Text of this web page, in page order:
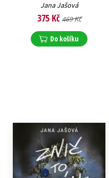
Jana Jašová
375 Kč 469 Kč
Do košíku